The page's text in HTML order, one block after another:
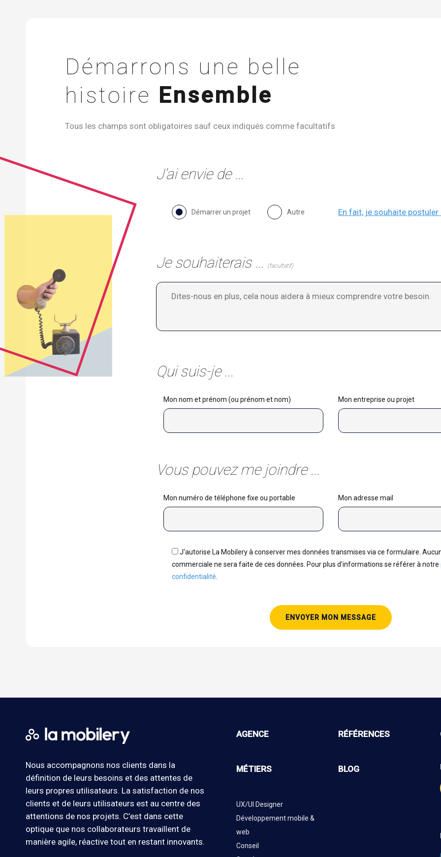
Démarrons une belle
histoire Ensemble
Tous les champs sont obligatoires sauf ceux indiqués comme facultatifs
J'ai envie de ...
Démarrer un projet Autre En fait, je souhaite
Je souhaiterais … (facultatif)
Qui suis-je ...
Mon nom et prénom (ou prénom et nom) Mon entreprise ou projet
Vous pouvez me joindre ...
Mon numéro de téléphone fixe ou portable Mon adresse mail
J'autorise La Mobilery à conserver mes données transmises via ce formulaire.
commerciale ne sera faite de ces données. Pour plus d'informations se référer à notre
confidentialité
Nous accompagnons nos clients dans la
définition de leurs besoins et des attentes de
leurs propres utilisateurs. La satisfaction de nos
clients et de leurs utilisateurs est au centre des
attentions de nos projets. C’est dans cette
optique que nos collaborateurs travaillent de
manière agile, réactive tout en restant innovants.
AGENCE
MÉTIERS
UX/UI Designer
Développement mobile &
web
Conseil
RÉFÉRENCES
BLOG